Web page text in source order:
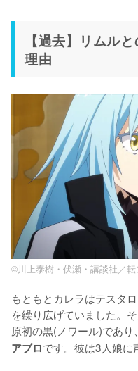
【過去】リムル
理由
©川上泰樹・伏瀬・講談社／
もともとカレラはテスタ
を繰り広げていました。
原初の黒(ノワール)であ
アブロです。彼は3人娘に